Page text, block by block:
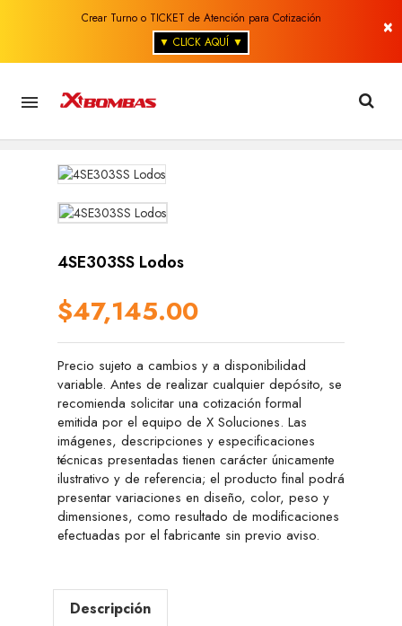
×
Crear Turno o TICKET de Atención para Cotización
▼ CLICK AQUÍ ▼

4SE303SS Lodos
$47,145.00
Precio sujeto a cambios y a disponibilidad
variable. Antes de realizar cualquier depósito, se
recomienda solicitar una cotización formal
emitida por el equipo de X Soluciones. Las
imágenes, descripciones y especificaciones
técnicas presentadas tienen carácter únicamente
ilustrativo y de referencia; el producto final podrá
presentar variaciones en diseño, color, peso y
dimensiones, como resultado de modificaciones
efectuadas por el fabricante sin previo aviso.
Descripción